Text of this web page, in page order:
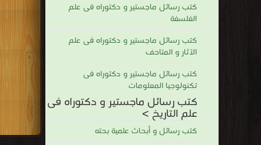
كتب رسائل ماجستير و دكتوراه فى علم
الفلسفة
كتب رسائل ماجستير و دكتوراه فى علم
الآثار و المتاحف
كتب رسائل ماجستير و دكتوراه فى
تكنولوجيا المعلومات
كتب رسائل ماجستير و دكتوراه فى
علم التاريخ >
كتب رسائل و أبحاث علمية بحته